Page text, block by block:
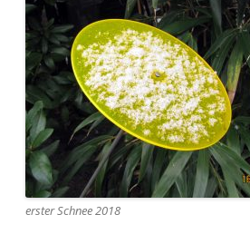
erster Schnee 2018